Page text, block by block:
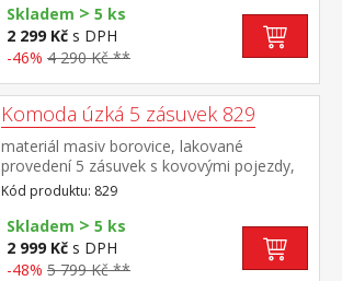
Skladem > 5 ks
2 299 Kč s DPH
-46% 4 290 Kč **
Komoda úzká 5 zásuvek 829
materiál masiv borovice, lakované
provedení 5 zásuvek s kovovými pojezdy,
hloubka zásuvky 36,5 cm
Kód produktu: 829
Skladem > 5 ks
2 999 Kč s DPH
-48% 5 799 Kč **